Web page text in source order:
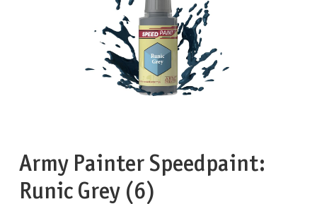
Army Painter Speedpaint:
Runic Grey (6)